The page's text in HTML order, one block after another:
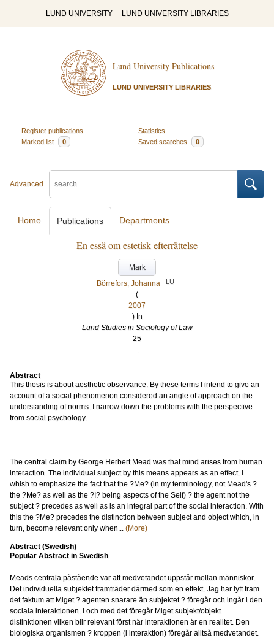
LUND UNIVERSITY LUND UNIVERSITY LIBRARIES
Lund University Publications
LUND UNIVERSITY LIBRARIES
Register publications
Statistics
Marked list
0 Saved searches 0
Advanced
Home Publications Departments
En essä om estetisk efterrättelse
Mark
Börrefors, Johanna
LU
(
2007
) In
Lund Studies in Sociology of Law
25
.
Abstract
This thesis is about aesthetic observance. By these terms I intend to give an
account of a social phenomenon considered an angle of approach on the
understanding of norms. I narrow down the problems with the perspective
from social psychology.
The central claim by George Herbert Mead was that mind arises from human
interaction. The individual subject by this means appears as an effect. I
whish to emphasize the fact that the ?Me? (in my terminology, not Mead's ?
the ?Me? as well as the ?I? being aspects of the Self) ? the agent not the
subject ? precedes as well as is an integral part of the social interaction. With
this the ?Me? precedes the distinction between subject and object which, in
turn, become relevant only when... (More)
Abstract (Swedish)
Popular Abstract in Swedish
Meads centrala påstående var att medvetandet uppstår mellan människor.
Det individuella subjektet framträder därmed som en effekt. Jag har lyft fram
det faktum att Miget ? agenten snarare än subjektet ? föregår och ingår i den
sociala interaktionen. I och med det föregår Miget subjekt/objekt
distinktionen vilken blir relevant först när interaktionen är en realitet. Den
biologiska organismen ? kroppen (i interaktion) föregår alltså medvetandet.